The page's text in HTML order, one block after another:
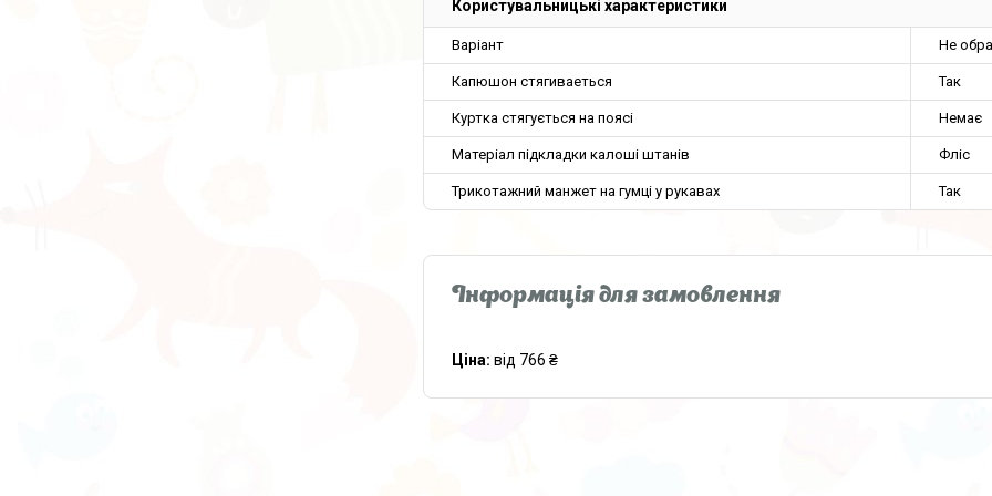
Користувальницькі характеристики
Варіант Не
Капюшон стягиваеться Так
Куртка стягується на поясі Немає
Матеріал підкладки калоші штанів Фліс
Трикотажний манжет на гумці у рукавах Так
Інформація для замовлення
Ціна: від 766 ₴